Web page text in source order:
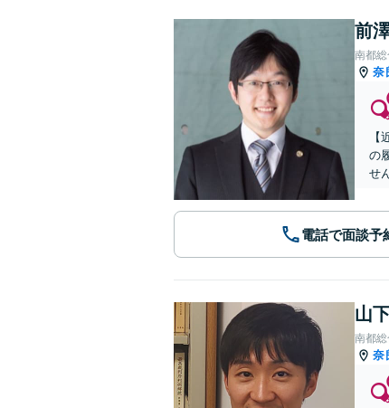
前
南都
奈
の
せ
電話で面談予
山
南都
奈